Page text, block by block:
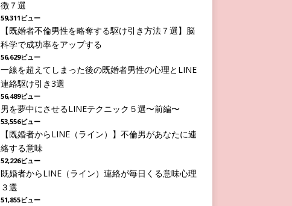
徴７選
59,311ビュー
【既婚者不倫男性を略奪する駆け引き方法７選】脳
科学で成功率をアップする
56,629ビュー
一線を超えてしまった後の既婚者男性の心理とLINE
連絡駆け引き3選
56,489ビュー
男を夢中にさせるLINEテクニック５選〜前編〜
53,556ビュー
【既婚者からLINE（ライン）】不倫男があなたに連
絡する意味
52,226ビュー
既婚者からLINE（ライン）連絡が毎日くる意味心理
３選
51,855ビュー